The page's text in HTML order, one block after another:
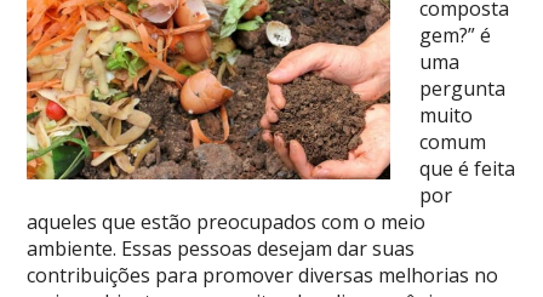
composta
gem?” é
uma
pergunta
muito
comum
que é feita
por
aqueles que estão preocupados com o meio
ambiente. Essas pessoas desejam dar suas
contribuições para promover diversas melhorias no